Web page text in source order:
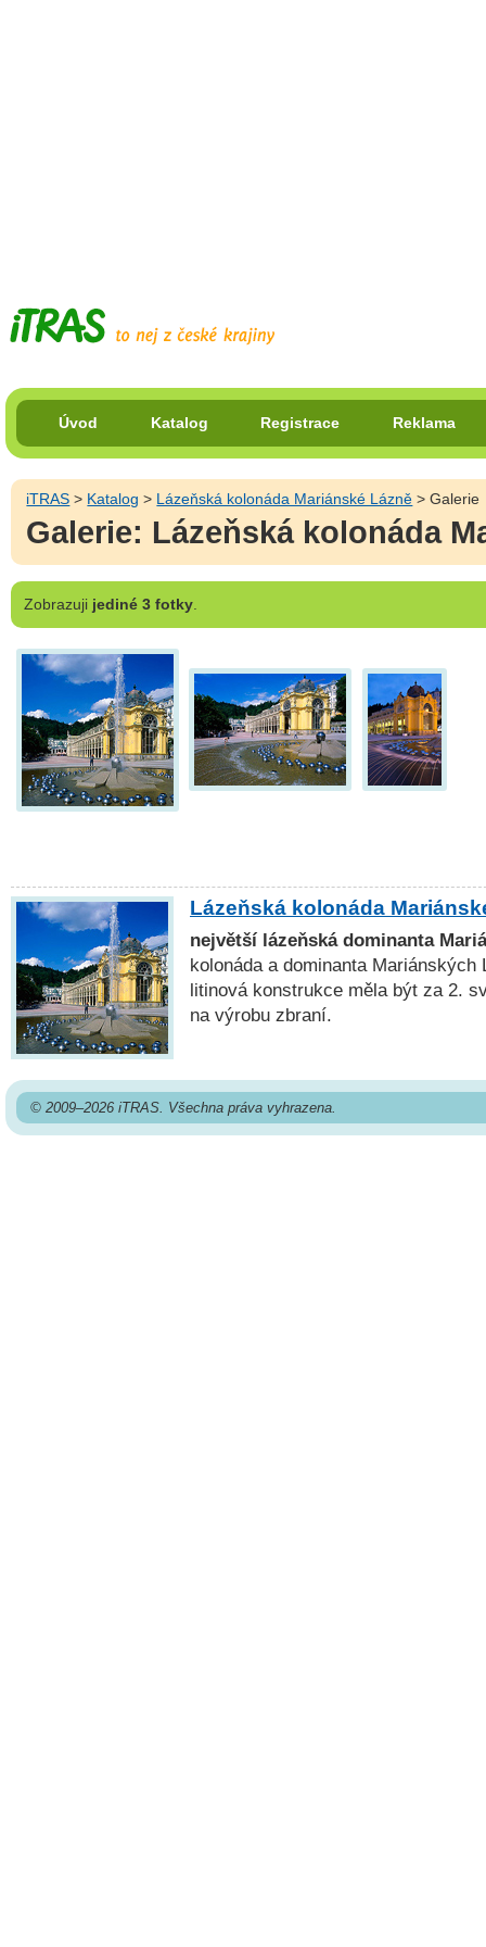
Úvod Katalog Registrace Reklama
iTRAS > Katalog > Lázeňská kolonáda Mariánské Lázně > Galerie
Galerie: Lázeňská kolonáda
Zobrazuji jediné 3 fotky.
Lázeňská kolonáda
největší lázeňská dominanta
kolonáda a dominanta
litinová konstrukce měla být za 2.
na výrobu zbraní.
© 2009–2026 iTRAS. Všechna práva vyhrazena.